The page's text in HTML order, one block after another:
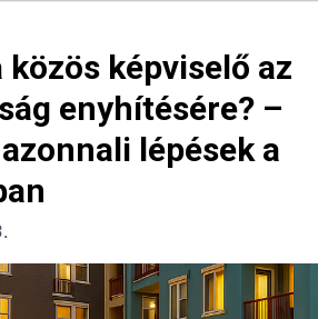
képviselő az
enyhítésére? –
lépések a